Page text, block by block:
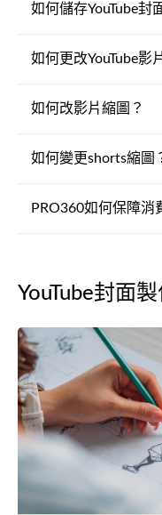
如何儲存YouTube封
如何更改YouTube影
如何改影片縮圖？
如何變更shorts縮圖
PRO360如何保障消
YouTube封面